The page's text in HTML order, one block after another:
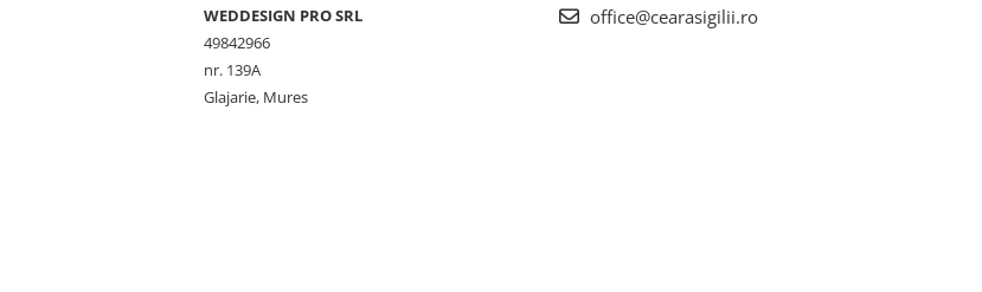
WEDDESIGN PRO SRL
49842966
nr. 139A
Glajarie, Mures
office@cearasigilii.ro